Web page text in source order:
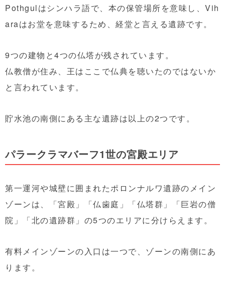
Pothgulはシンハラ語で、本の保管場所を意味し、Vih
araはお堂を意味するため、経堂と言える遺跡です。
9つの建物と4つの仏塔が残されています。
仏教僧が住み、王はここで仏典を聴いたのではないか
と言われています。
貯水池の南側にある主な遺跡は以上の2つです。
パラークラマバーフ1世の宮殿エリア
第一運河や城壁に囲まれたポロンナルワ遺跡のメイン
ゾーンは、「宮殿」「仏歯庭」「仏塔群」「巨岩の僧
院」「北の遺跡群」の5つのエリアに分けらえます。
有料メインゾーンの入口は一つで、ゾーンの南側にあ
ります。